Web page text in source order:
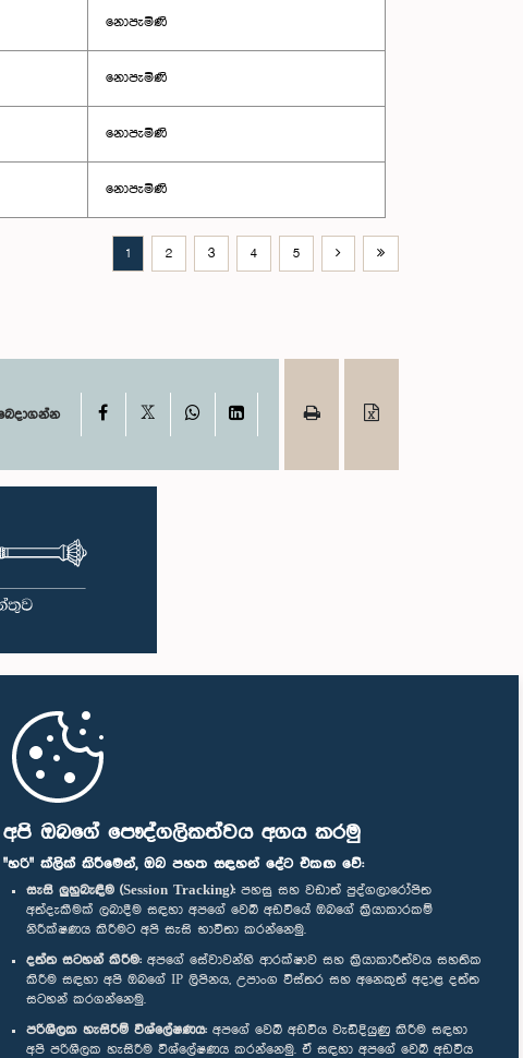
අපි ඔබගේ පෞද්ගලිකත්වය අගය කරමු
"හරි" ක්ලික් කිරීමෙන්, ඔබ පහත සඳහන් දේට එකඟ වේ:
සැසි ලුහුබැඳීම (Session Tracking): පහසු සහ වඩාත් පුද්ගලාරෝපිත
අත්දැකීමක් ලබාදීම සඳහා අපගේ වෙබ් අඩවියේ ඔබගේ ක්‍රියාකාරකම්
නිරීක්ෂණය කිරීමට අපි සැසි භාවිතා කරන්නෙමු.
දත්ත සටහන් කිරීම: අපගේ සේවාවන්හි ආරක්ෂාව සහ ක්‍රියාකාරීත්වය සහතික
කිරීම සඳහා අපි ඔබගේ IP ලිපිනය, උපාංග විස්තර සහ අනෙකුත් අදාළ දත්ත
සටහන් කරගන්නෙමු.
පරිශීලක හැසිරීම් විශ්ලේෂණය: අපගේ වෙබ් අඩවිය වැඩිදියුණු කිරීම සඳහා
අපි පරිශීලක හැසිරීම විශ්ලේෂණය කරන්නෙමු. ඒ සඳහා අපගේ වෙබ් අඩවිය
නොපැමිණි
නොපැමිණි
නොපැමිණි
නොපැමිණි
1 2 3 4 5
Facebook WhatsAppLinkedIn